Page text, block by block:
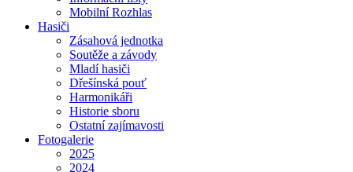
Mobilní Rozhlas
Hasiči
Zásahová jednotka
Soutěže a závody
Mladí hasiči
Dřešínská pouť
Harmonikáři
Historie sboru
Ostatní zajímavosti
Fotogalerie
2025
2024